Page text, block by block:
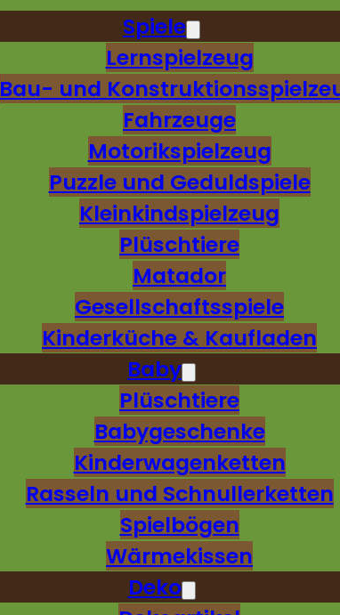
Spiele
Lernspielzeug
Bau- und
Fahrzeuge
Motorikspielzeug
Puzzle und Geduldspiele
Kleinkindspielzeug
Plüschtiere
Matador
Gesellschaftsspiele
Kinderküche & Kaufladen
Baby
Plüschtiere
Babygeschenke
Kinderwagenketten
Rasseln und Schnullerketten
Spielbögen
Wärmekissen
Deko